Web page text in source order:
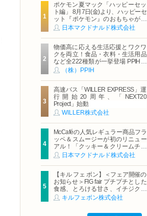
ポケモン夏マック「ハッピーセッ
ト編」 8月7日(金)より、ハッピーセ
ット『ポケモン』のおもちゃが期
間限定登場
日本マクドナルド株式会社
物価高に応える生活応援とワクワ
クを両立！食品・衣料・生活用品
など全222種類が一挙登場 PPIHグ
ループ「夏福袋」＆セール 8月6日
(木)より順次スタート
（株）PPIH
高速バス「WILLER EXPRESS」運
行開始20周年、「NEXT20
Project」始動
WILLER株式会社
McCaféの人気レギュラー商品フラ
ッペ＆スムージーが初のリニュー
アル！「クッキー＆クリームチョ
コフラッペ」「マンゴースムージ
ー」8月5日（水）から販売開始
日本マクドナルド株式会社
【キル フェ ボン】＜フェア開催の
お知らせ＞FIG fair プチプチとした
食感、とろける甘さ、イチジクの
魅力をたっぷりと。新作を含め、
イチジク尽くしの全4種が登場8月
キルフェボン株式会社